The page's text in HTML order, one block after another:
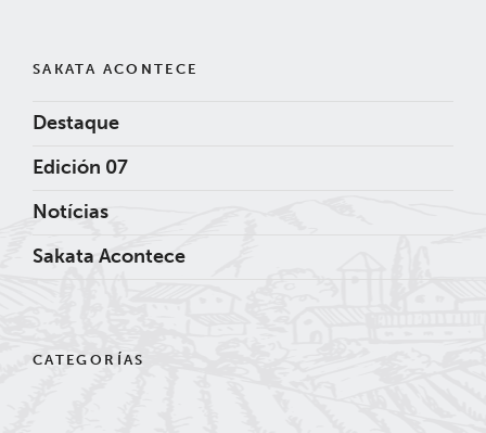
SAKATA ACONTECE
Destaque
Edición 07
Notícias
Sakata Acontece
CATEGORÍAS